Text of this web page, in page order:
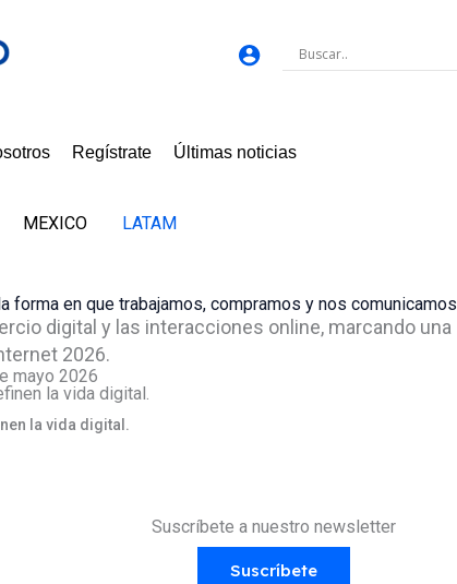
Regístrate Últimas noticias
MEXICO LATAM
en que trabajamos, compramos y nos comunicamos
digital y las interacciones online, marcando una
2026.
mayo 2026
la vida digital.
Suscríbete a nuestro newsletter
Suscríbete